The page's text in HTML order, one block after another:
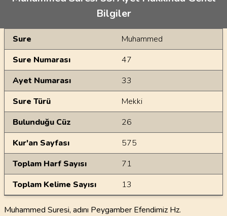
Bilgiler
Genel Bilgiler
Sure
Muhammed
Sure Numarası
47
Ayet Numarası
33
Sure Türü
Mekki
Bulunduğu Cüz
26
Kur'an Sayfası
575
Toplam Harf Sayısı
71
Toplam Kelime Sayısı
13
Muhammed Suresi, adını Peygamber Efendimiz Hz.